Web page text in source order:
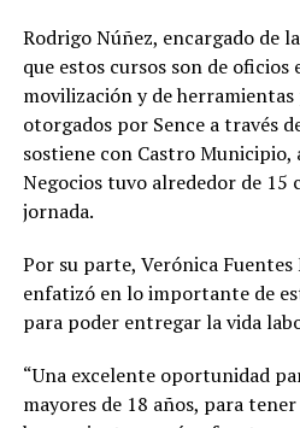
Rodrigo Núñez, encargado de
que estos cursos son de oficios
movilización y de herramientas
otorgados por Sence a través
sostiene con Castro Municipio,
Negocios tuvo alrededor de 15
jornada.
Por su parte, Verónica
enfatizó en lo importante de
para poder entregar la vida
“Una excelente oportunidad
mayores de 18 años, para